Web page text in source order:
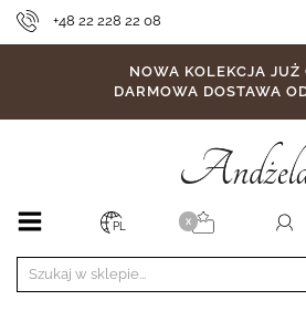
+48 22 228 22 08
NOWA KOLEKCJA JUŻ
DARMOWA DOSTAWA
PL X